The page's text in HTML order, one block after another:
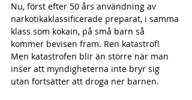
Nu, först efter 50 års användning av
narkotikaklassificerade preparat, i samma
klass som kokain, på små barn så
kommer bevisen fram. Ren katastrof!
Men katastrofen blir än större när man
inser att myndigheterna inte bryr sig
utan fortsätter att droga ner barnen.